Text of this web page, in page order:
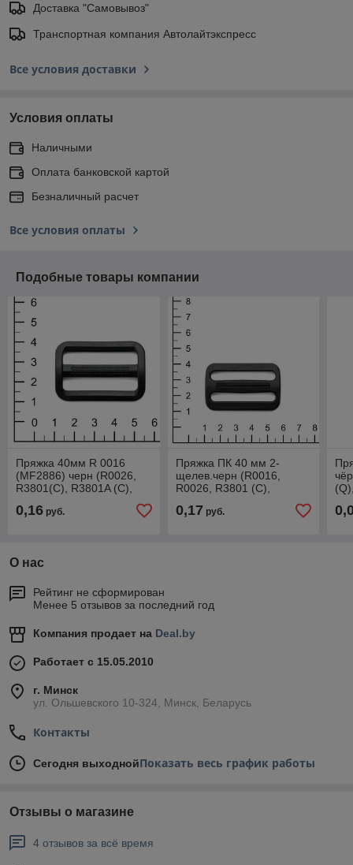
Доставка "Самовывоз"
Транспортная компания Автолайтэкспресс
Все условия доставки
Условия оплаты
Наличными
Оплата банковской картой
Безналичный расчет
Все условия оплаты
Подобные товары компании
Пряжка 40мм R 0016
(MF2886) черн (R0026,
R3801(C), R3801A (C),
R3801 (Q), 2-щелев. VP,
ПК 2-щелев)
0,16 руб.
Пряжка ПК 40 мм 2-
щелев.черн (R0016,
R0026, R3801 (C),
R3801A (C), R3801 (Q), 2-
щелев. VP)
0,17 руб.
О нас
Рейтинг не сформирован
Менее 5 отзывов за последний год
Компания продает на Deal.by
Работает с 15.05.2010
г. Минск
ул. Ольшевского 10-324, Минск, Беларусь
Контакты
Сегодня выходнойПоказать весь график работы
Отзывы о магазине
4 отзывов за всё время